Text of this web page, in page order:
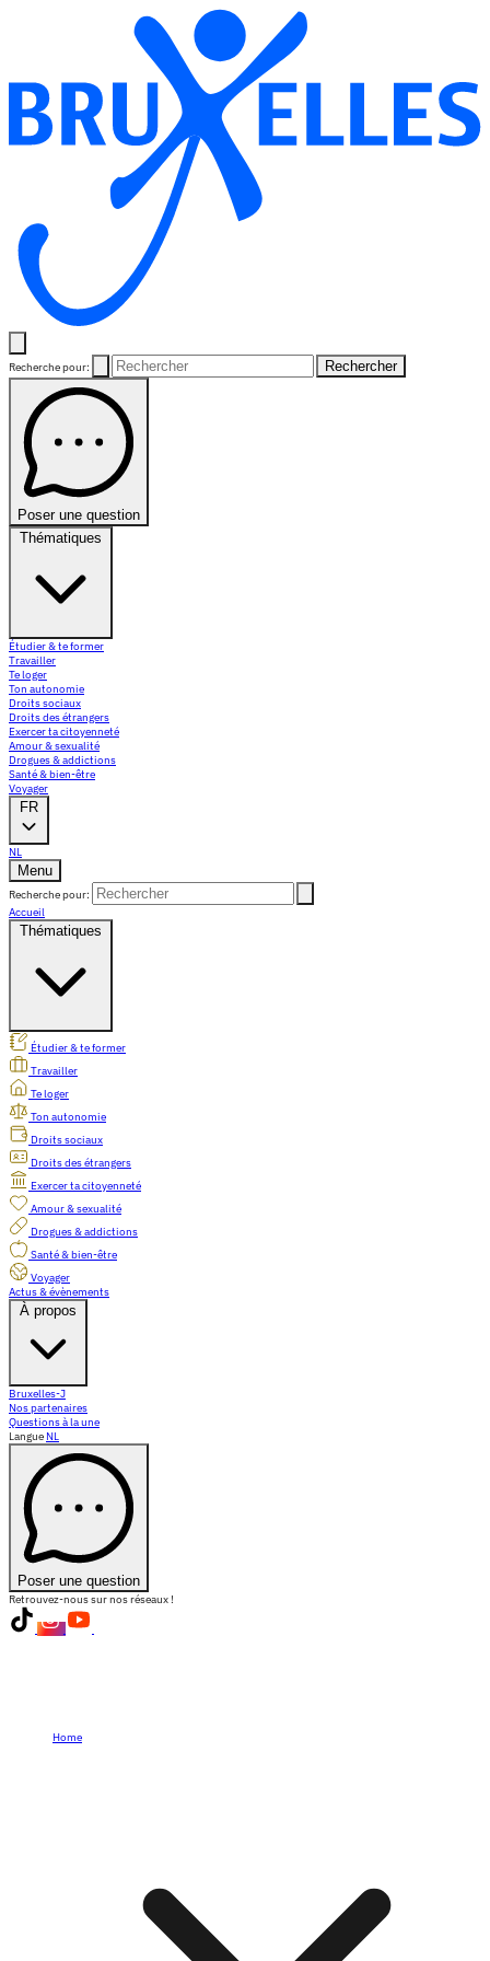
Recherche pour: Rechercher
Poser une question
Thématiques
Étudier & te former
Travailler
Te loger
Ton autonomie
Droits sociaux
Droits des étrangers
Exercer ta citoyenneté
Amour & sexualité
Drogues & addictions
Santé & bien-être
Voyager
FR
NL
Menu
Recherche pour:
Accueil
Thématiques
Étudier & te former
Travailler
Te loger
Ton autonomie
Droits sociaux
Droits des étrangers
Exercer ta citoyenneté
Amour & sexualité
Drogues & addictions
Santé & bien-être
Voyager
Actus & évènements
À propos
Bruxelles-J
Nos partenaires
Questions à la une
Langue NL
Poser une question
Retrouvez-nous sur nos réseaux !
Home